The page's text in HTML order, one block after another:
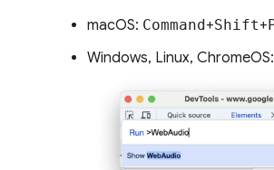
macOS: Command+Shift+
Windows, Linux, ChromeOS: